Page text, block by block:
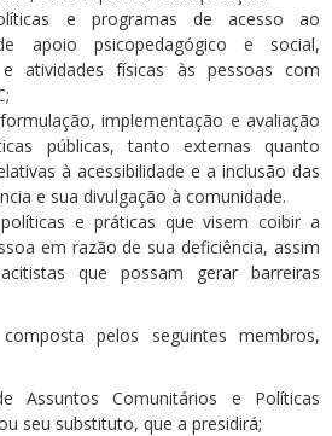
e programas de acesso ao
apoio psicopedagógico e social,
atividades físicas às pessoas com
implementação e avaliação
públicas, tanto externas quanto
à acessibilidade e a inclusão das
e sua divulgação à comunidade.
e práticas que visem coibir a
em razão de sua deficiência, assim
que possam gerar barreiras
pelos seguintes membros,
Assuntos Comunitários e Políticas
seu substituto, que a presidirá;